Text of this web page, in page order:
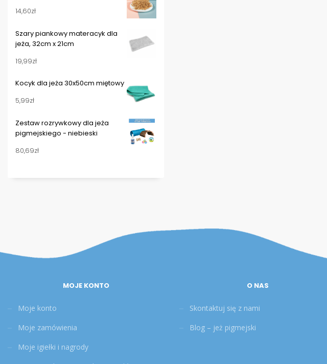
14,60zł
Szary piankowy materacyk dla
jeża, 32cm x 21cm
19,99zł
Kocyk dla jeża 30x50cm miętowy
5,99zł
Zestaw rozrywkowy dla jeża
pigmejskiego - niebieski
80,69zł
MOJE KONTO
Moje konto
Moje zamówienia
Moje igiełki i nagrody
O NAS
Skontaktuj się z nami
Blog – jeż pigmejski